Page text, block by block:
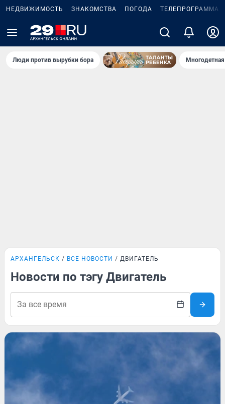
НЕДВИЖИМОСТЬ ЗНАКОМСТВА ПОГОДА ТЕЛЕПРОГРАММА
Люди против вырубки бора
АРХАНГЕЛЬСК ВСЕ НОВОСТИ ДВИГАТЕЛЬ
Новости по тэгу Двигатель